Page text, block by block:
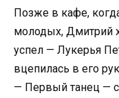
Позже в кафе,
молодых, Дмитрий
успел — Лукерья
вцепилась в его
— Первый танец —